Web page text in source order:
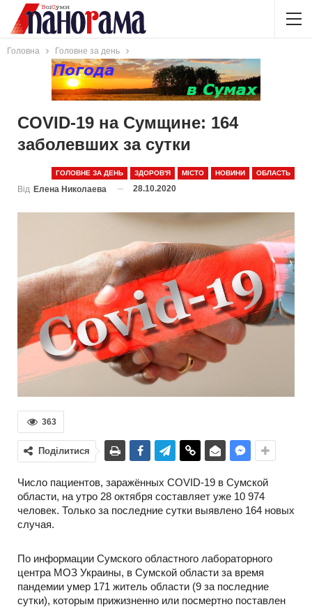
Головна Головне за день
COVID-19 на Сумщине: 164
заболевших за сутки
ГОЛОВНЕ ЗА ДЕНЬ ЗДОРОВ'Я МІСТО НОВИНИ ОБЛАСТЬ
Від Елена Николаева 28.10.2020
363
Поділитися
Число пациентов, заражённых COVID-19 в Сумской
области, на утро 28 октября составляет уже 10 974
человек. Только за последние сутки выявлено 164 новых
случая.
По информации Сумского областного лабораторного
центра МОЗ Украины, в Сумской области за время
пандемии умер 171 житель области (9 за последние
сутки), которым прижизненно или посмертно поставлен